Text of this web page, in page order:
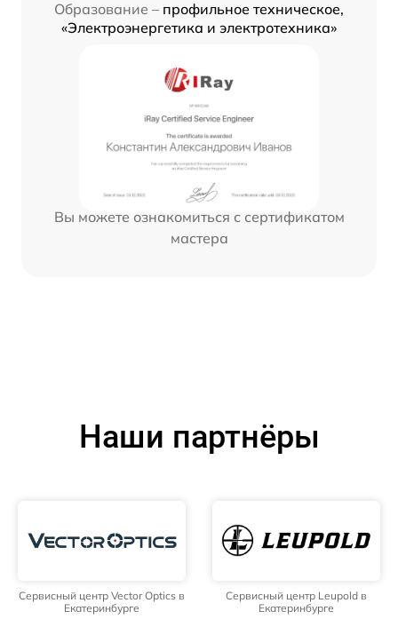
Образование – профильное техническое,
«Электроэнергетика и электротехника»
Вы можете ознакомиться с сертификатом
мастера
Наши партнёры
Сервисный центр Vector Optics в
Екатеринбурге
Сервисный центр Leupold в
Екатеринбурге